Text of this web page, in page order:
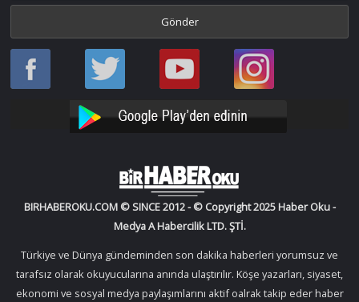
Haber
Oku
Haber
Oku
Bir
Haber
YouTube
Bir
Haber
Instagram
BIRHABEROKU.COM © SINCE 2012 - © Copyright 2025 Haber Oku -
Medya A Habercilik LTD. ŞTİ.
Türkiye ve Dünya gündeminden son dakika haberleri yorumsuz ve
tarafsız olarak okuyucularına anında ulaştırılır. Köşe yazarları, siyaset,
ekonomi ve sosyal medya paylaşımlarını aktif oalrak takip eder haber